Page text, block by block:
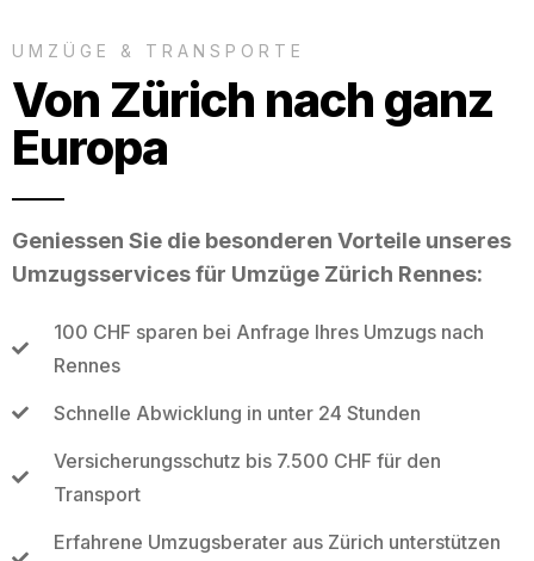
UMZÜGE & TRANSPORTE
Von Zürich nach ganz
Europa
Geniessen Sie die besonderen Vorteile unseres
Umzugsservices für Umzüge Zürich Rennes:
100 CHF sparen bei Anfrage Ihres Umzugs nach
Rennes
Schnelle Abwicklung in unter 24 Stunden
Versicherungsschutz bis 7.500 CHF für den
Transport
Erfahrene Umzugsberater aus Zürich unterstützen